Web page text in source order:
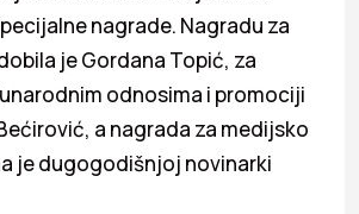
nagrade. Nagradu za
je Gordana Topić, za
odnosima i promociji
a nagrada za medijsko
je dugogodišnjoj novinarki